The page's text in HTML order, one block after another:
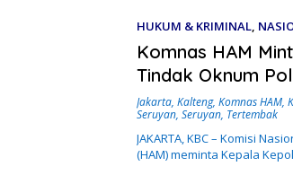
HUKUM & KRIMINAL,
Komnas HAM
Tindak Oknum
Pelanggaran di
Jakarta, Kalteng, Komnas HAM,
Seruyan, Seruyan, Tertembak
JAKARTA, KBC – Komisi
(HAM) meminta Kepala